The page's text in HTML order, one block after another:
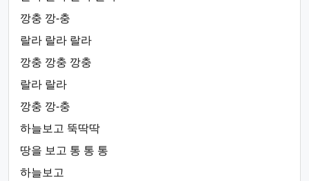
깡충 깡-충
랄라 랄라 랄라
깡충 깡충 깡충
랄라 랄라
깡충 깡-충
하늘보고 뚝딱딱
땅을 보고 통 통 통
하늘보고